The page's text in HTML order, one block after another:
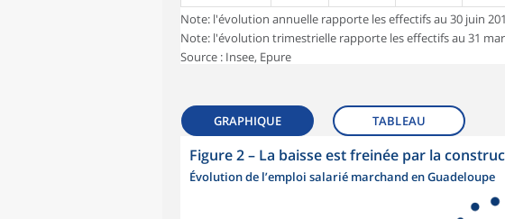
Note: l'évolution annuelle rapporte les effectifs au 30 juin
Note: l'évolution trimestrielle rapporte les effectifs au 31
Source : Insee, Epure
GRAPHIQUE TABLEAU
Figure 2– La baisse est freinée par la
Évolution de l’emploi salarié marchand en Guadeloupe